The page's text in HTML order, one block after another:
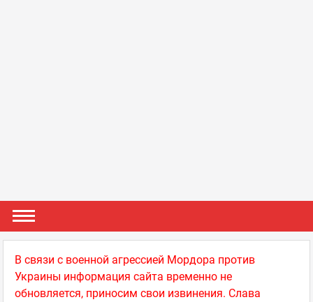
В связи с военной агрессией Мордора против
Украины информация сайта временно не
обновляется, приносим свои извинения. Слава